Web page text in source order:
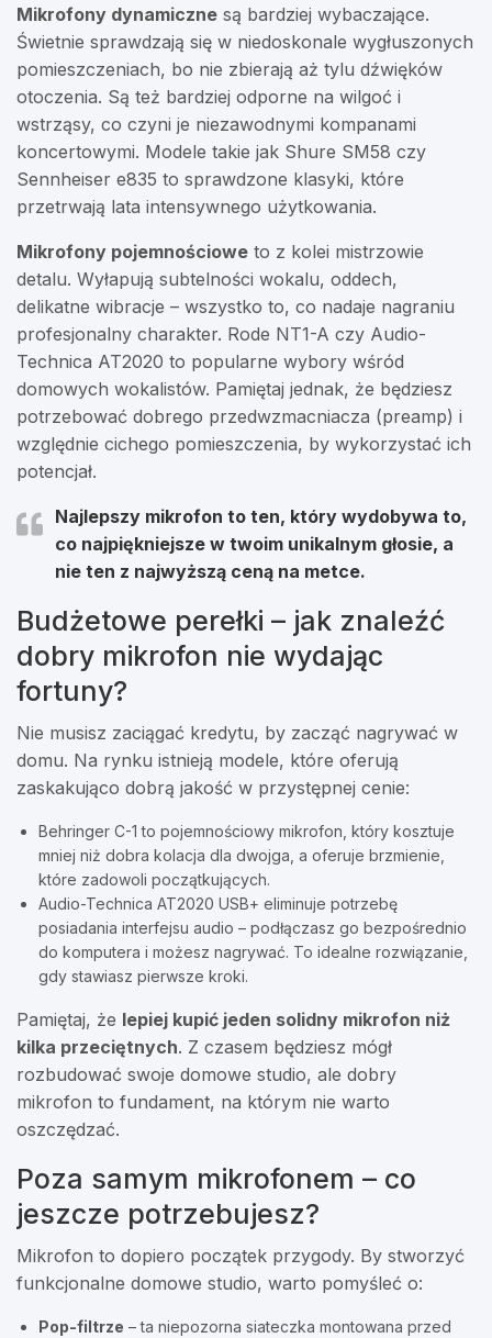
Mikrofony dynamiczne są bardziej wybaczające.
Świetnie sprawdzają się w niedoskonale wygłuszonych
pomieszczeniach, bo nie zbierają aż tylu dźwięków
otoczenia. Są też bardziej odporne na wilgoć i
wstrząsy, co czyni je niezawodnymi kompanami
koncertowymi. Modele takie jak Shure SM58 czy
Sennheiser e835 to sprawdzone klasyki, które
przetrwają lata intensywnego użytkowania.
Mikrofony pojemnościowe to z kolei mistrzowie
detalu. Wyłapują subtelności wokalu, oddech,
delikatne wibracje – wszystko to, co nadaje nagraniu
profesjonalny charakter. Rode NT1-A czy Audio-
Technica AT2020 to popularne wybory wśród
domowych wokalistów. Pamiętaj jednak, że będziesz
potrzebować dobrego przedwzmacniacza (preamp) i
względnie cichego pomieszczenia, by wykorzystać ich
potencjał.
Najlepszy mikrofon to ten, który wydobywa to,
co najpiękniejsze w twoim unikalnym głosie, a
nie ten z najwyższą ceną na metce.
Budżetowe perełki – jak znaleźć
dobry mikrofon nie wydając
fortuny?
Nie musisz zaciągać kredytu, by zacząć nagrywać w
domu. Na rynku istnieją modele, które oferują
zaskakująco dobrą jakość w przystępnej cenie:
Behringer C-1 to pojemnościowy mikrofon, który kosztuje
mniej niż dobra kolacja dla dwojga, a oferuje brzmienie,
które zadowoli początkujących.
Audio-Technica AT2020 USB+ eliminuje potrzebę
posiadania interfejsu audio – podłączasz go bezpośrednio
do komputera i możesz nagrywać. To idealne rozwiązanie,
gdy stawiasz pierwsze kroki.
Pamiętaj, że lepiej kupić jeden solidny mikrofon niż
kilka przeciętnych. Z czasem będziesz mógł
rozbudować swoje domowe studio, ale dobry
mikrofon to fundament, na którym nie warto
oszczędzać.
Poza samym mikrofonem – co
jeszcze potrzebujesz?
Mikrofon to dopiero początek przygody. By stworzyć
funkcjonalne domowe studio, warto pomyśleć o:
Pop-filtrze – ta niepozorna siateczka montowana przed